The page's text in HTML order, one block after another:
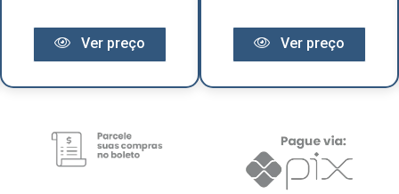
Ver preço Ver preço